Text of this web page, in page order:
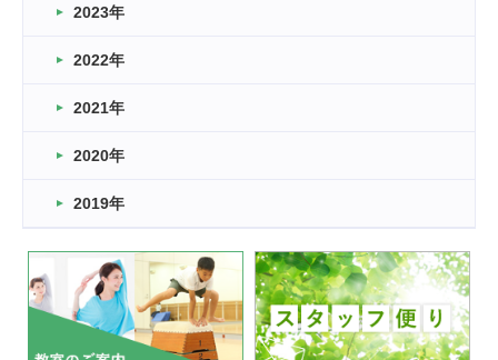
卒業・卒園の季節★
2026.03.11
緑ケ丘体育館
2022.11.03
緑ケ丘体育館
いたっぼーる大会☆彡
緑ケ丘体育館
2022.07.03
市内総合体育大会が開始
2023年
2022年
2021年
2020年
2019年